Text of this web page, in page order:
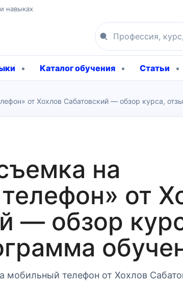
навыках
Каталог обучения Статьи
от Хохлов Сабатовский — обзор курса,
на
от
— обзор
мобильный телефон от Хохлов